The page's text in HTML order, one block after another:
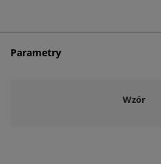
Parametry
Wzór